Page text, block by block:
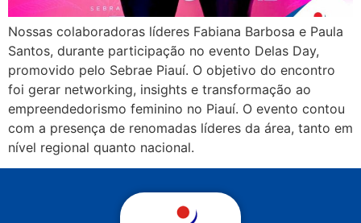
Nossas colaboradoras líderes Fabiana Barbosa e Paula
Santos, durante participação no evento Delas Day,
promovido pelo Sebrae Piauí. O objetivo do encontro
foi gerar networking, insights e transformação ao
empreendedorismo feminino no Piauí. O evento contou
com a presença de renomadas líderes da área, tanto em
nível regional quanto nacional.